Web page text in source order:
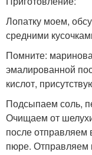
Лопатку моем,
средними
Помните:
эмалированной
кислот,
Подсыпаем соль,
Очищаем от
после отправляем
пюре. Отправляем